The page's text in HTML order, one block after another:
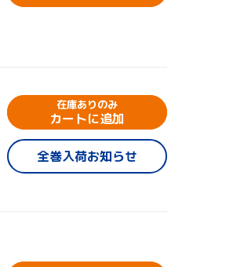
在庫ありのみ
カートに追加
全巻入荷お知らせ